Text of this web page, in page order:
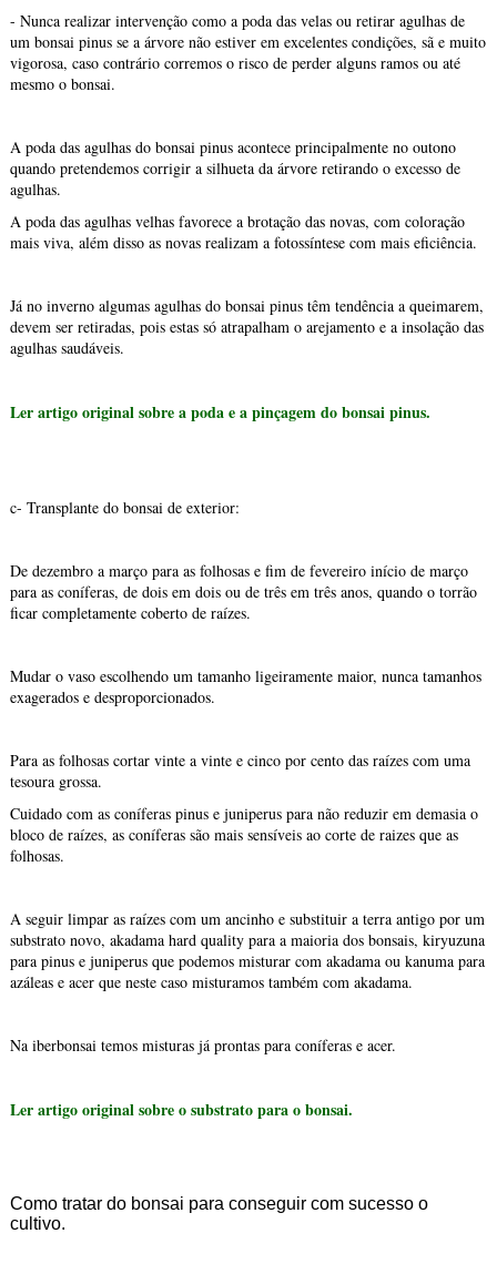
- Nunca realizar intervenção como a poda das velas ou retirar agulhas de
um bonsai pinus se a árvore não estiver em excelentes condições, sã e muito
vigorosa, caso contrário corremos o risco de perder alguns ramos ou até
mesmo o bonsai.
A poda das agulhas do bonsai pinus acontece principalmente no outono
quando pretendemos corrigir a silhueta da árvore retirando o excesso de
agulhas.
A poda das agulhas velhas favorece a brotação das novas, com coloração
mais viva, além disso as novas realizam a fotossíntese com mais eficiência.
Já no inverno algumas agulhas do bonsai pinus têm tendência a queimarem,
devem ser retiradas, pois estas só atrapalham o arejamento e a insolação das
agulhas saudáveis.
Ler artigo original sobre a poda e a pinçagem do bonsai pinus.
c- Transplante do bonsai de exterior:
De dezembro a março para as folhosas e fim de fevereiro início de março
para as coníferas, de dois em dois ou de três em três anos, quando o torrão
ficar completamente coberto de raízes.
Mudar o vaso escolhendo um tamanho ligeiramente maior, nunca tamanhos
exagerados e desproporcionados.
Para as folhosas cortar vinte a vinte e cinco por cento das raízes com uma
tesoura grossa.
Cuidado com as coníferas pinus e juniperus para não reduzir em demasia o
bloco de raízes, as coníferas são mais sensíveis ao corte de raizes que as
folhosas.
A seguir limpar as raízes com um ancinho e substituir a terra antigo por um
substrato novo, akadama hard quality para a maioria dos bonsais, kiryuzuna
para pinus e juniperus que podemos misturar com akadama ou kanuma para
azáleas e acer que neste caso misturamos também com akadama.
Na iberbonsai temos misturas já prontas para coníferas e acer.
Ler artigo original sobre o substrato para o bonsai.
Como tratar do bonsai para conseguir com sucesso o
cultivo.